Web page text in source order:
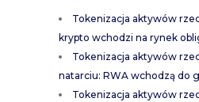
Tokenizacja aktywów
krypto wchodzi na rynek
Tokenizacja aktywów
natarciu: RWA wchodzą do
Tokenizacja aktywów